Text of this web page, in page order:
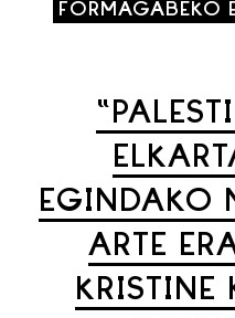
FORMAGABEKO
EGINDAKO
ARTE
KRISTINE